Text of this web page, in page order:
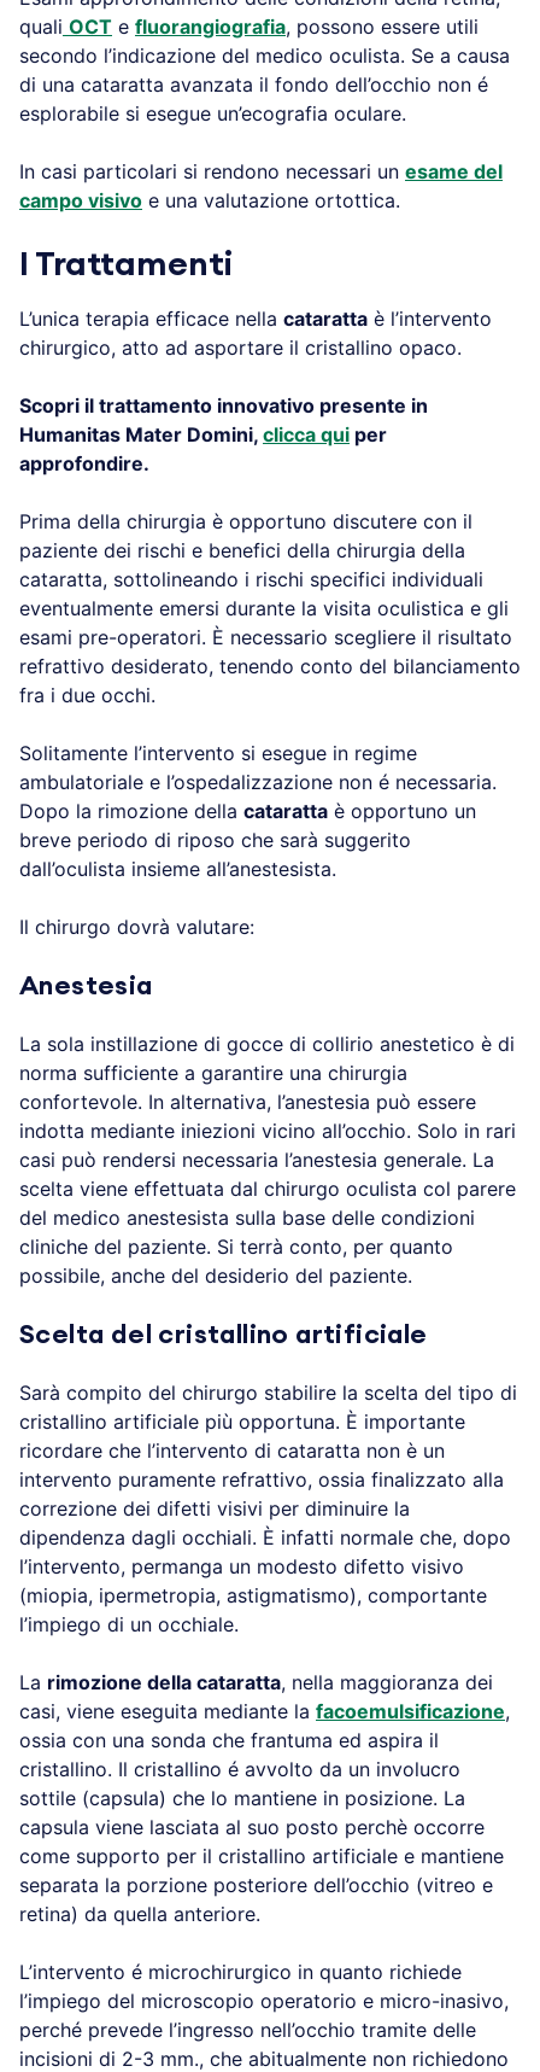
quali OCT e fluorangiografia, possono essere utili
secondo l’indicazione del medico oculista. Se a causa
di una cataratta avanzata il fondo dell’occhio non é
esplorabile si esegue un’ecografia oculare.
In casi particolari si rendono necessari un esame del
campo visivo e una valutazione ortottica.
I Trattamenti
L’unica terapia efficace nella cataratta è l’intervento
chirurgico, atto ad asportare il cristallino opaco.
Scopri il trattamento innovativo presente in
Humanitas Mater Domini, clicca qui per
approfondire.
Prima della chirurgia è opportuno discutere con il
paziente dei rischi e benefici della chirurgia della
cataratta, sottolineando i rischi specifici individuali
eventualmente emersi durante la visita oculistica e gli
esami pre-operatori. È necessario scegliere il risultato
refrattivo desiderato, tenendo conto del bilanciamento
fra i due occhi.
Solitamente l’intervento si esegue in regime
ambulatoriale e l’ospedalizzazione non é necessaria.
Dopo la rimozione della cataratta è opportuno un
breve periodo di riposo che sarà suggerito
dall’oculista insieme all’anestesista.
Il chirurgo dovrà valutare:
Anestesia
La sola instillazione di gocce di collirio anestetico è di
norma sufficiente a garantire una chirurgia
confortevole. In alternativa, l’anestesia può essere
indotta mediante iniezioni vicino all’occhio. Solo in rari
casi può rendersi necessaria l’anestesia generale. La
scelta viene effettuata dal chirurgo oculista col parere
del medico anestesista sulla base delle condizioni
cliniche del paziente. Si terrà conto, per quanto
possibile, anche del desiderio del paziente.
Scelta del cristallino artificiale
Sarà compito del chirurgo stabilire la scelta del tipo di
cristallino artificiale più opportuna. È importante
ricordare che l’intervento di cataratta non è un
intervento puramente refrattivo, ossia finalizzato alla
correzione dei difetti visivi per diminuire la
dipendenza dagli occhiali. È infatti normale che, dopo
l’intervento, permanga un modesto difetto visivo
(miopia, ipermetropia, astigmatismo), comportante
l’impiego di un occhiale.
La rimozione della cataratta, nella maggioranza dei
casi, viene eseguita mediante la facoemulsificazione,
ossia con una sonda che frantuma ed aspira il
cristallino. Il cristallino é avvolto da un involucro
sottile (capsula) che lo mantiene in posizione. La
capsula viene lasciata al suo posto perchè occorre
come supporto per il cristallino artificiale e mantiene
separata la porzione posteriore dell’occhio (vitreo e
retina) da quella anteriore.
L’intervento é microchirurgico in quanto richiede
l’impiego del microscopio operatorio e micro-inasivo,
perché prevede l’ingresso nell’occhio tramite delle
incisioni di 2-3 mm., che abitualmente non richiedono